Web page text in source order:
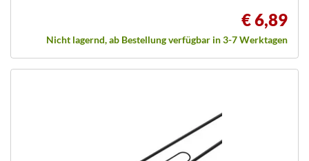
€ 6,89
Nicht lagernd, ab Bestellung verfügbar in 3-7 Werktagen